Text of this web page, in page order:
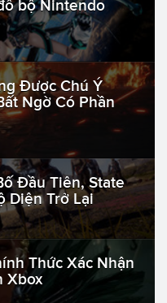
bộ Nintendo
Được Chú Ý
Ngờ Có Phần
Đầu Tiên, State
Diện Trở Lại
Thức Xác Nhận
Xbox